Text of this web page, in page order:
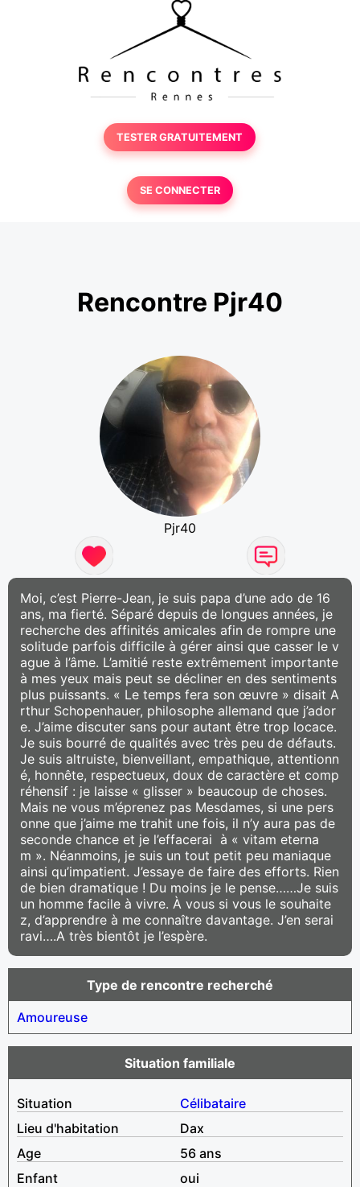
TESTER GRATUITEMENT
SE CONNECTER
Rencontre Pjr40
Pjr40
Moi, c’est Pierre-Jean, je suis papa d’une ado de 16
ans, ma fierté. Séparé depuis de longues années, je
recherche des affinités amicales afin de rompre une
solitude parfois difficile à gérer ainsi que casser le v
ague à l’âme. L’amitié reste extrêmement importante
à mes yeux mais peut se décliner en des sentiments
plus puissants. « Le temps fera son œuvre » disait A
rthur Schopenhauer, philosophe allemand que j’ador
e. J’aime discuter sans pour autant être trop locace.
Je suis bourré de qualités avec très peu de défauts.
Je suis altruiste, bienveillant, empathique, attentionn
é, honnête, respectueux, doux de caractère et comp
réhensif : je laisse « glisser » beaucoup de choses.
Mais ne vous m’éprenez pas Mesdames, si une pers
onne que j’aime me trahit une fois, il n’y aura pas de
seconde chance et je l’effacerai à « vitam eterna
m ». Néanmoins, je suis un tout petit peu maniaque
ainsi qu’impatient. J’essaye de faire des efforts. Rien
de bien dramatique ! Du moins je le pense……Je suis
un homme facile à vivre. À vous si vous le souhaite
z, d’apprendre à me connaître davantage. J’en serai
ravi….A très bientôt je l’espère.
Type de rencontre recherché
Amoureuse
Situation familiale
Situation
Célibataire
Lieu d'habitation
Dax
Age
56 ans
Enfant
oui